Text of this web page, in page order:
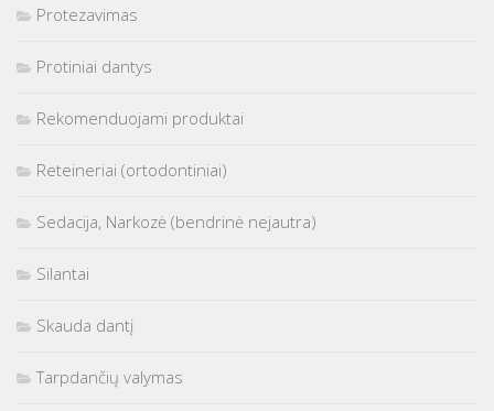
Protezavimas
Protiniai dantys
Rekomenduojami produktai
Reteineriai (ortodontiniai)
Sedacija, Narkozė (bendrinė nejautra)
Silantai
Skauda dantį
Tarpdančių valymas